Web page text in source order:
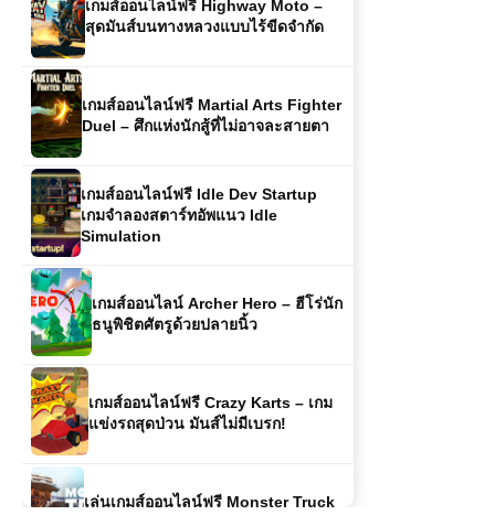
สุดมันส์บนทางหลวงแบบไร้ขีดจำกัด
Duel – ศึกแห่งนักสู้ที่ไม่อาจละสายตา
เกมจำลองสตาร์ทอัพแนว Idle
Simulation
เกมส์ออนไลน์ Archer Hero – ฮีโร่นัก
ธนูพิชิตศัตรูด้วยปลายนิ้ว
แข่งรถสุดป่วน มันส์ไม่มีเบรก!
Racing เกมแข่งรถบิ๊กฟุตสุดดุเดือด